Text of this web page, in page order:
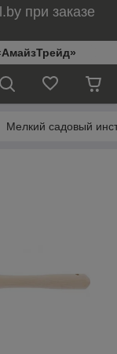
при заказе
Мелкий садовый